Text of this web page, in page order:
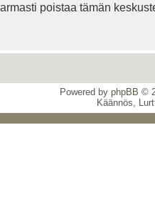
poistaa tämän
Powered by phpBB ©
Käännös,